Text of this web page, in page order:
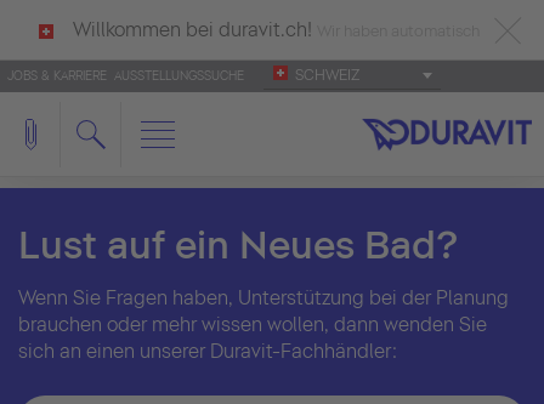
Willkommen bei duravit.ch!
deutsch als Ihre Sprache erkannt.
Français Italiano
JOBS & KARRIERE AUSSTELLUNGSSUCHE SCHWEIZ
Lust auf ein Neues Bad?
Wenn Sie Fragen haben, Unterstützung bei der Planung
brauchen oder mehr wissen wollen, dann wenden Sie
sich an einen unserer Duravit-Fachhändler: